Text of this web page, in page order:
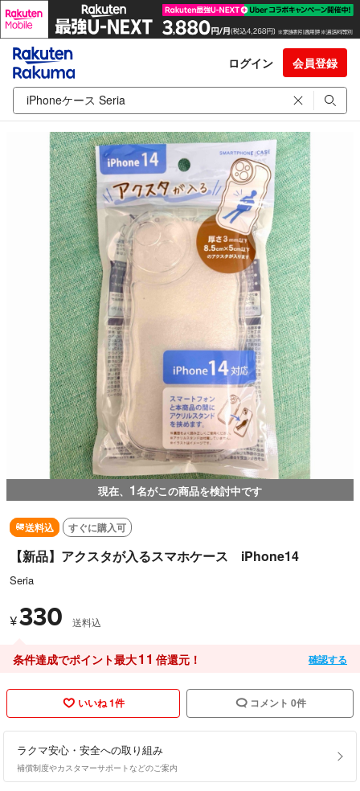
ログイン 会員登録
現在、 1名がこの商品を検討中です
送料込 すぐに購入可
【新品】アクスタが入るスマホケース iPhone14
Seria
¥330 送料込
条件達成でポイント最大11 倍還元！ 確認する
いいね 1件 コメント 0件
ラクマ安心・安全への取り組み
補償制度やカスタマーサポートなどのご案内